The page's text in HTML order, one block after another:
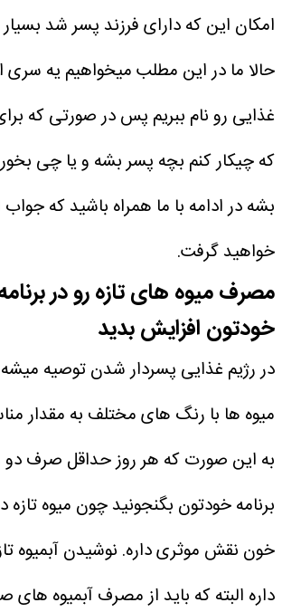
امکان این که دارای فرزند پسر شد
حالا ما در این مطلب میخواهیم یه سری
غذایی رو نام ببریم پس در صورتی که
که چیکار کنم بچه پسر بشه و یا چی
بشه در ادامه با ما همراه باشید که
خواهید گرفت.
مصرف میوه‌ های تازه رو در
خودتون افزایش بدید
در رژیم غذایی پسردار شدن توصیه
میوه‌ ها با رنگ‌ های مختلف به مقدار
به این صورت که هر روز حداقل صرف دو
برنامه خودتون بگنجونید چون میوه تازه
خون نقش موثری داره. نوشیدن آبمیوه
داره البته که باید از مصرف آبمیوه‌